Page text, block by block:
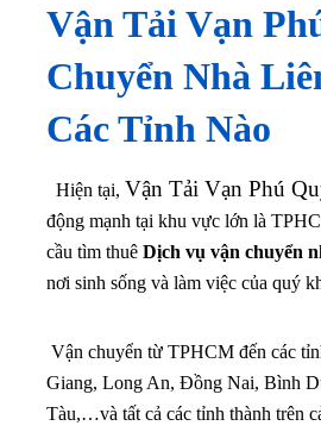
Vận Tải Vạn
Chuyển Nhà
Các Tỉnh Nào
Hiện tại, Vận Tải Vạn Phú
động mạnh tại khu vực lớn là
cầu tìm thuê Dịch vụ vận chuyển
nơi sinh sống và làm việc của quý
Vận chuyển từ TPHCM đến các
Giang, Long An, Đồng Nai, Bình
Tàu,…và tất cả các tỉnh thành trên